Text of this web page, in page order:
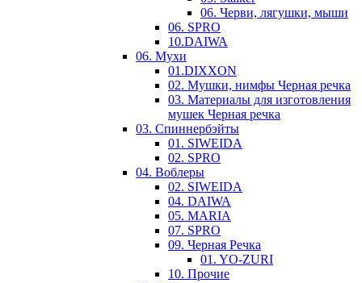
06. Черви, лягушки, мыши
06. SPRO
10.DAIWA
06. Мухи
01.DIXXON
02. Мушки, нимфы Черная речка
03. Материалы для изготовления
мушек Черная речка
03. Cпиннербэйты
01. SIWEIDA
02. SPRO
04. Воблеры
02. SIWEIDA
04. DAIWA
05. MARIA
07. SPRO
09. Черная Речка
01. YO-ZURI
10. Прочие